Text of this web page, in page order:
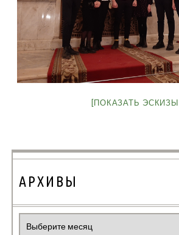
[ПОКАЗАТЬ
АРХИВЫ